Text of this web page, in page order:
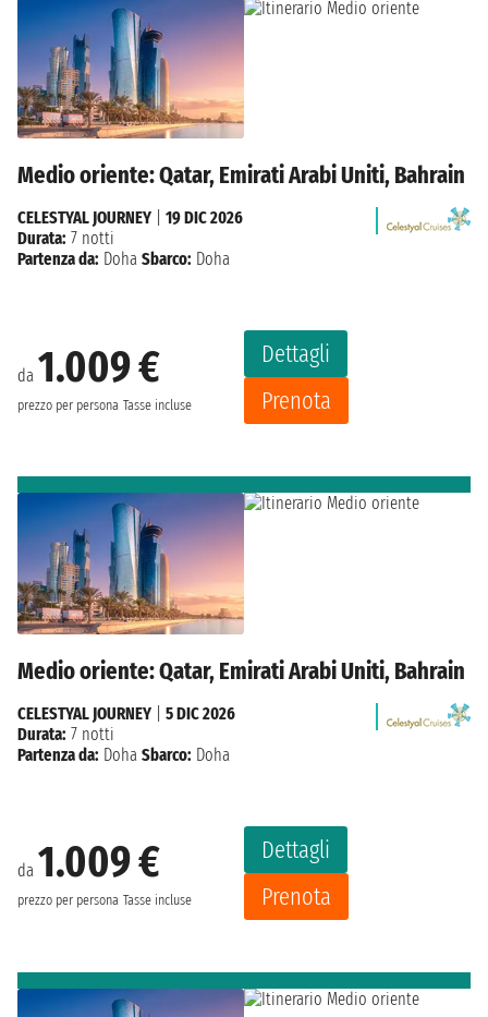
Medio oriente: Qatar, Emirati Arabi Uniti, Bahrain
da 1.009 €
prezzo per persona Tasse incluse
Dettagli
Prenota
CELESTYAL JOURNEY
19 DIC 2026
Durata: 7 notti
Partenza da: Doha Sbarco: Doha
Medio oriente: Qatar, Emirati Arabi Uniti, Bahrain
da 1.009 €
prezzo per persona Tasse incluse
Dettagli
Prenota
CELESTYAL JOURNEY
5 DIC 2026
Durata: 7 notti
Partenza da: Doha Sbarco: Doha